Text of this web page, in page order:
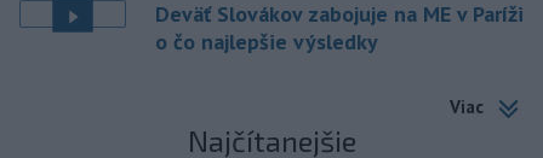
Deväť Slovákov zabojuje na ME v Paríži
o čo najlepšie výsledky
Viac
Najčítanejšie